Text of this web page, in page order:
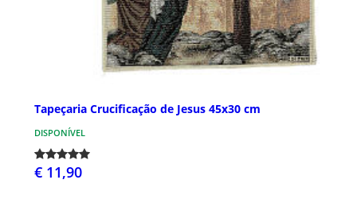
Tapeçaria Crucificação de Jesus 45x30 cm
DISPONÍVEL
€ 11,90